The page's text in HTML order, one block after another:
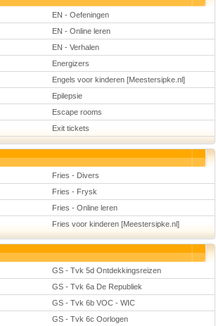
EN - Oefeningen
EN - Online leren
EN - Verhalen
Energizers
Engels voor kinderen [Meestersipke.nl]
Epilepsie
Escape rooms
Exit tickets
Fries - Divers
Fries - Frysk
Fries - Online leren
Fries voor kinderen [Meestersipke.nl]
GS - Tvk 5d Ontdekkingsreizen
GS - Tvk 6a De Republiek
GS - Tvk 6b VOC - WIC
GS - Tvk 6c Oorlogen